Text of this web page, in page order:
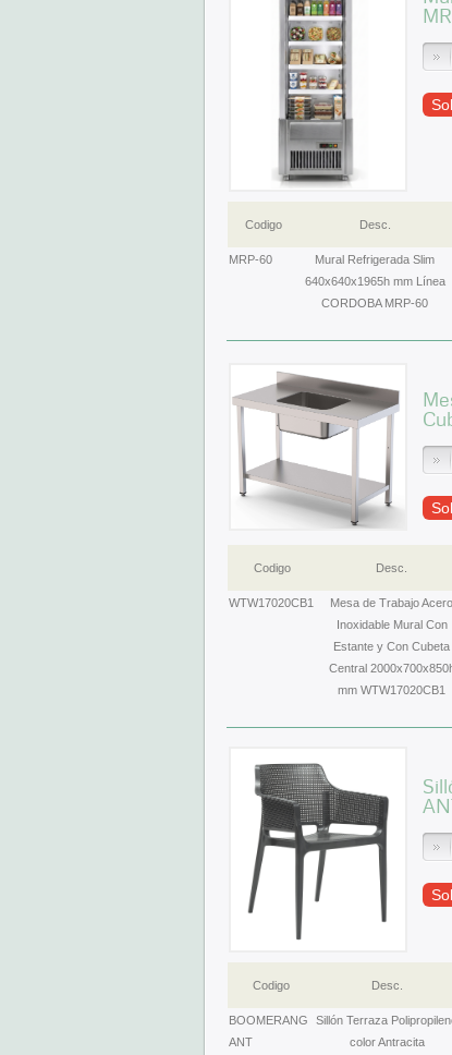
Codigo Desc.
MRP-60
Mural Refrigerada Slim
640x640x1965h mm Línea
CORDOBA MRP-60
Codigo Desc.
WTW17020CB1
Mesa de Trabajo Acero
Inoxidable Mural Con
Estante y Con Cubeta
Central
mm WTW17020CB1
Codigo Desc.
BOOMERANG
ANT
Sillón Terraza
color Antracita